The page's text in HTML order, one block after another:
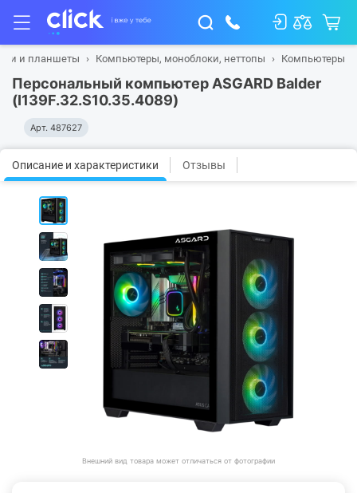
и планшеты Компьютеры, моноблоки, неттопы Компьютеры
Персональный компьютер ASGARD Balder
(I139F.32.S10.35.4089)
Арт. 487627
Описание и характеристики Отзывы
Внешний вид товара может отличаться от фотографии